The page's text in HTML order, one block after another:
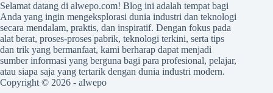
Selamat datang di alwepo.com! Blog ini adalah tempat bagi
Anda yang ingin mengeksplorasi dunia industri dan teknologi
secara mendalam, praktis, dan inspiratif. Dengan fokus pada
alat berat, proses-proses pabrik, teknologi terkini, serta tips
dan trik yang bermanfaat, kami berharap dapat menjadi
sumber informasi yang berguna bagi para profesional, pelajar,
atau siapa saja yang tertarik dengan dunia industri modern.
Copyright © 2026 - alwepo